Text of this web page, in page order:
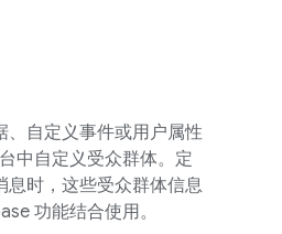
、自定义事件或用户属性
中自定义受众群体。定
息时，这些受众群体信息
功能结合使用。